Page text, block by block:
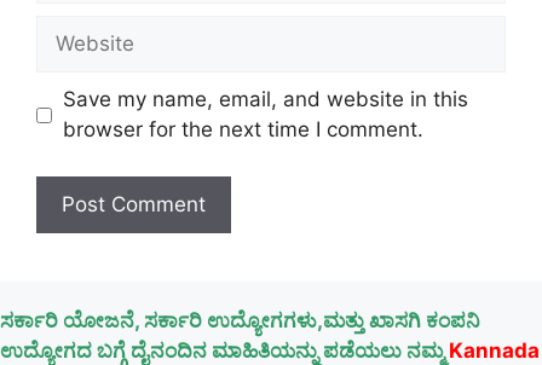
Website
Save my name, email, and website in this
browser for the next time I comment.
ಸರ್ಕಾರಿ ಯೋಜನೆ, ಸರ್ಕಾರಿ ಉದ್ಯೋಗಗಳು,ಮತ್ತು ಖಾಸಗಿ ಕಂಪನಿ
ಉದ್ಯೋಗದ ಬಗ್ಗೆ ದೈನಂದಿನ ಮಾಹಿತಿಯನ್ನು ಪಡೆಯಲು ನಮ್ಮ Kannada